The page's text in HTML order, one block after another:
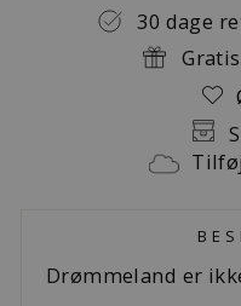
30 dage
Drømmeland er